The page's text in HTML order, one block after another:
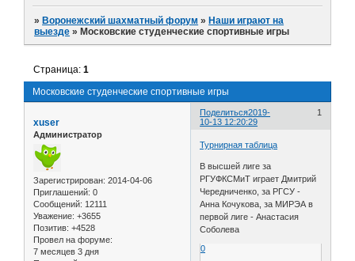
»Воронежский шахматный форум »Наши играют на
выезде »Московские студенческие спортивные игры
Московские студенческие спортивные игры
Страница:1
Поделиться 1
2019-
10-13 12:20:29
xuser
Администратор
Зарегистрирован: 2014-04-06
Приглашений: 0
Сообщений: 12111
Уважение: +3655
Позитив: +4528
Провел на форуме:
7 месяцев 3 дня
Турнирная таблица
В высшей лиге за
РГУФКСМиТ играет Дмитрий
Чередниченко, за РГСУ -
Анна Кочукова, за МИРЭА в
первой лиге - Анастасия
Соболева
0